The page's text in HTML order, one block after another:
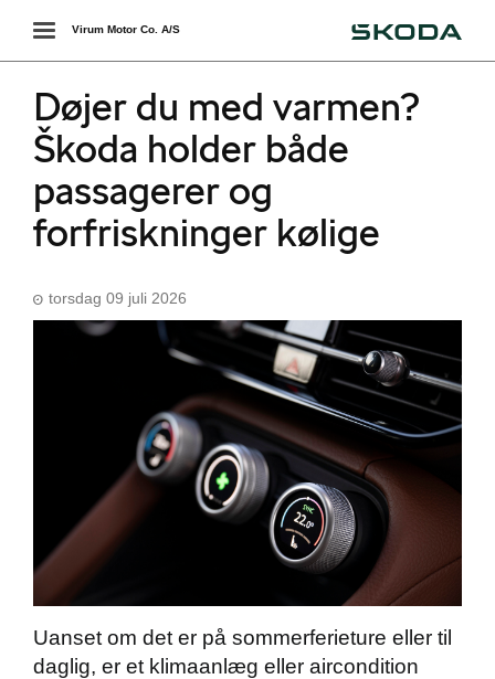
Danmarks
Toggle
navigation
Virum Motor Co. A/S
Døjer du med varmen?
Škoda holder både
passagerer og
forfriskninger kølige
torsdag 09 juli 2026
Uanset om det er på sommerferieture eller til
daglig, er et klimaanlæg eller aircondition